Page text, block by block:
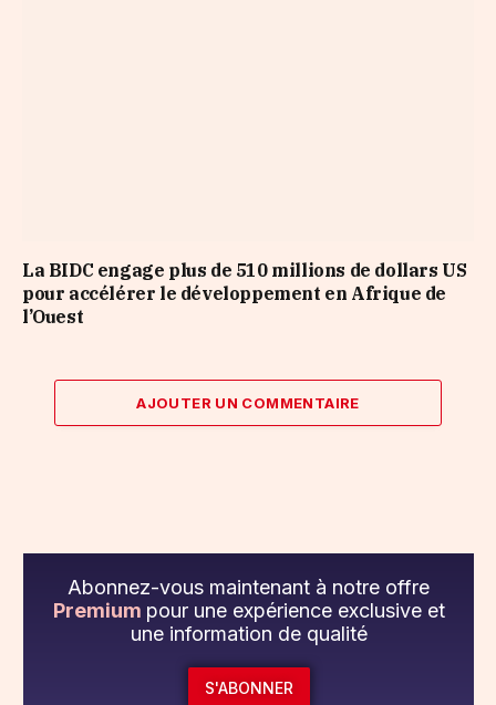
La BIDC engage plus de 510 millions de dollars US
pour accélérer le développement en Afrique de
l’Ouest
AJOUTER UN COMMENTAIRE
Abonnez-vous maintenant à notre offre
Premium pour une expérience exclusive et
une information de qualité
S'ABONNER